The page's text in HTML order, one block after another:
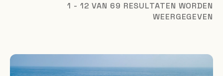
1 - 12 VAN 69 RESULTATEN WORDEN
WEERGEGEVEN